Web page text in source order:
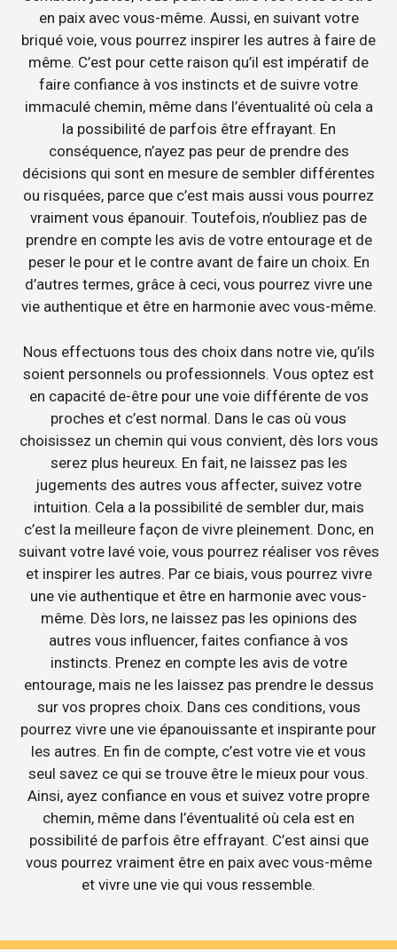
en paix avec vous-même. Aussi, en suivant votre
briqué voie, vous pourrez inspirer les autres à faire de
même. C’est pour cette raison qu’il est impératif de
faire confiance à vos instincts et de suivre votre
immaculé chemin, même dans l’éventualité où cela a
la possibilité de parfois être effrayant. En
conséquence, n’ayez pas peur de prendre des
décisions qui sont en mesure de sembler différentes
ou risquées, parce que c’est mais aussi vous pourrez
vraiment vous épanouir. Toutefois, n’oubliez pas de
prendre en compte les avis de votre entourage et de
peser le pour et le contre avant de faire un choix. En
d’autres termes, grâce à ceci, vous pourrez vivre une
vie authentique et être en harmonie avec vous-même.
Nous effectuons tous des choix dans notre vie, qu’ils
soient personnels ou professionnels. Vous optez est
en capacité de-être pour une voie différente de vos
proches et c’est normal. Dans le cas où vous
choisissez un chemin qui vous convient, dès lors vous
serez plus heureux. En fait, ne laissez pas les
jugements des autres vous affecter, suivez votre
intuition. Cela a la possibilité de sembler dur, mais
c’est la meilleure façon de vivre pleinement. Donc, en
suivant votre lavé voie, vous pourrez réaliser vos rêves
et inspirer les autres. Par ce biais, vous pourrez vivre
une vie authentique et être en harmonie avec vous-
même. Dès lors, ne laissez pas les opinions des
autres vous influencer, faites confiance à vos
instincts. Prenez en compte les avis de votre
entourage, mais ne les laissez pas prendre le dessus
sur vos propres choix. Dans ces conditions, vous
pourrez vivre une vie épanouissante et inspirante pour
les autres. En fin de compte, c’est votre vie et vous
seul savez ce qui se trouve être le mieux pour vous.
Ainsi, ayez confiance en vous et suivez votre propre
chemin, même dans l’éventualité où cela est en
possibilité de parfois être effrayant. C’est ainsi que
vous pourrez vraiment être en paix avec vous-même
et vivre une vie qui vous ressemble.